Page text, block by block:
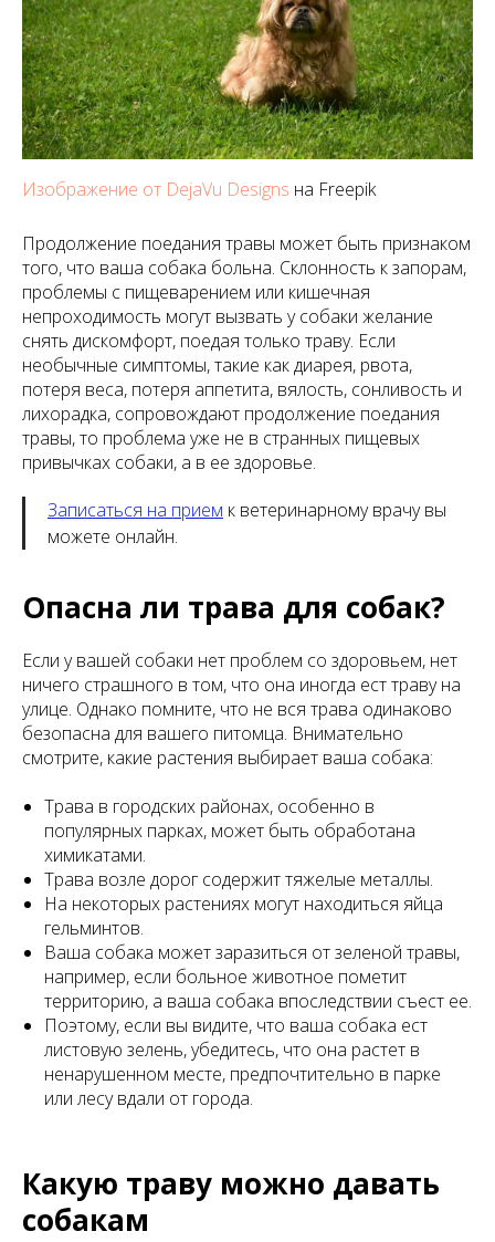
Изображение от DejaVu Designs на Freepik
Продолжение поедания травы может быть признаком
того, что ваша собака больна. Склонность к запорам,
проблемы с пищеварением или кишечная
непроходимость могут вызвать у собаки желание
снять дискомфорт, поедая только траву. Если
необычные симптомы, такие как диарея, рвота,
потеря веса, потеря аппетита, вялость, сонливость и
лихорадка, сопровождают продолжение поедания
травы, то проблема уже не в странных пищевых
привычках собаки, а в ее здоровье.
Записаться на прием к ветеринарному врачу вы
можете онлайн.
Опасна ли трава для собак?
Если у вашей собаки нет проблем со здоровьем, нет
ничего страшного в том, что она иногда ест траву на
улице. Однако помните, что не вся трава одинаково
безопасна для вашего питомца. Внимательно
смотрите, какие растения выбирает ваша собака:
Трава в городских районах, особенно в
популярных парках, может быть обработана
химикатами.
Трава возле дорог содержит тяжелые металлы.
На некоторых растениях могут находиться яйца
гельминтов.
Ваша собака может заразиться от зеленой травы,
например, если больное животное пометит
территорию, а ваша собака впоследствии съест ее.
Поэтому, если вы видите, что ваша собака ест
листовую зелень, убедитесь, что она растет в
ненарушенном месте, предпочтительно в парке
или лесу вдали от города.
Какую траву можно давать
собакам